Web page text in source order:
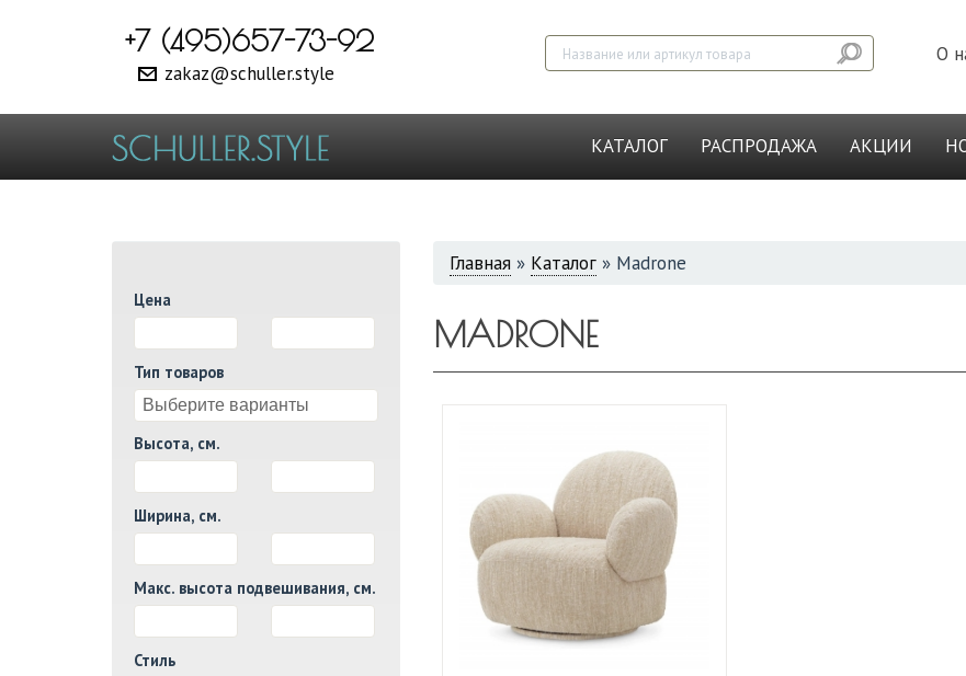
+7 (495)657-73-92
zakaz@schuller.style
О
КАТАЛОГ РАСПРОДАЖА АКЦИИ
Цена
Тип товаров
Высота, см.
Ширина, см.
Макс. высота подвешивания, см.
Стиль
ВЫ
ЗДЕСЬ
Главная » Каталог » Madrone
MADRONE